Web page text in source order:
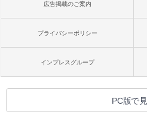
広告掲載のご案内
プライバシーポリシー
インプレスグループ
PC版で